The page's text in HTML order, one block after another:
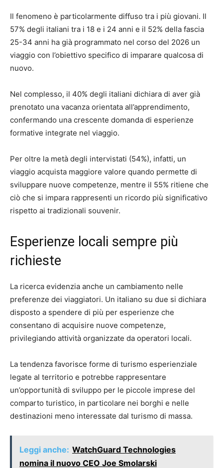
Il fenomeno è particolarmente diffuso tra i più giovani. Il
57% degli italiani tra i 18 e i 24 anni e il 52% della fascia
25-34 anni ha già programmato nel corso del 2026 un
viaggio con l’obiettivo specifico di imparare qualcosa di
nuovo.
Nel complesso, il 40% degli italiani dichiara di aver già
prenotato una vacanza orientata all’apprendimento,
confermando una crescente domanda di esperienze
formative integrate nel viaggio.
Per oltre la metà degli intervistati (54%), infatti, un
viaggio acquista maggiore valore quando permette di
sviluppare nuove competenze, mentre il 55% ritiene che
ciò che si impara rappresenti un ricordo più significativo
rispetto ai tradizionali souvenir.
Esperienze locali sempre più
richieste
La ricerca evidenzia anche un cambiamento nelle
preferenze dei viaggiatori. Un italiano su due si dichiara
disposto a spendere di più per esperienze che
consentano di acquisire nuove competenze,
privilegiando attività organizzate da operatori locali.
La tendenza favorisce forme di turismo esperienziale
legate al territorio e potrebbe rappresentare
un’opportunità di sviluppo per le piccole imprese del
comparto turistico, in particolare nei borghi e nelle
destinazioni meno interessate dal turismo di massa.
Leggi anche: WatchGuard Technologies
nomina il nuovo CEO Joe Smolarski